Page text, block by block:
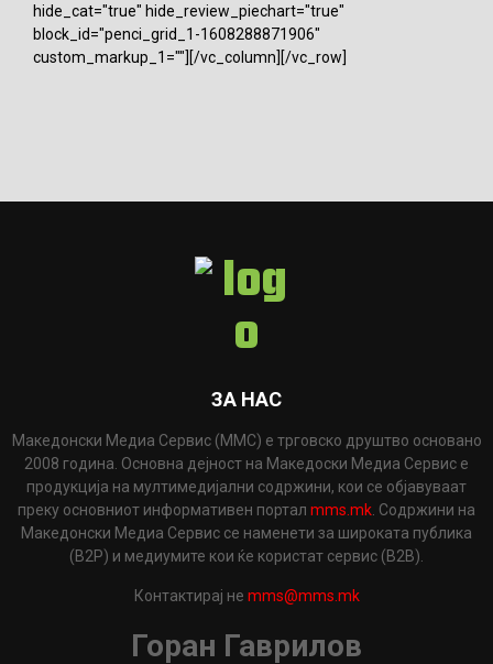
hide_cat="true" hide_review_piechart="true"
block_id="penci_grid_1-1608288871906"
custom_markup_1=""][/vc_column][/vc_row]
ЗА НАС
Македонски Медиа Сервис (ММС) е трговско друштво основано
2008 година. Основна дејност на Македоски Медиа Сервис е
продукција на мултимедијални содржини, кои се објавуваат
преку основниот информативен портал mms.mk . Содржини на
Македонски Медиа Сервис се наменети за широката публика
(B2P) и медиумите кои ќе користат сервис (B2B).
Контактирај не mms@mms.mk
Горан Гаврилов